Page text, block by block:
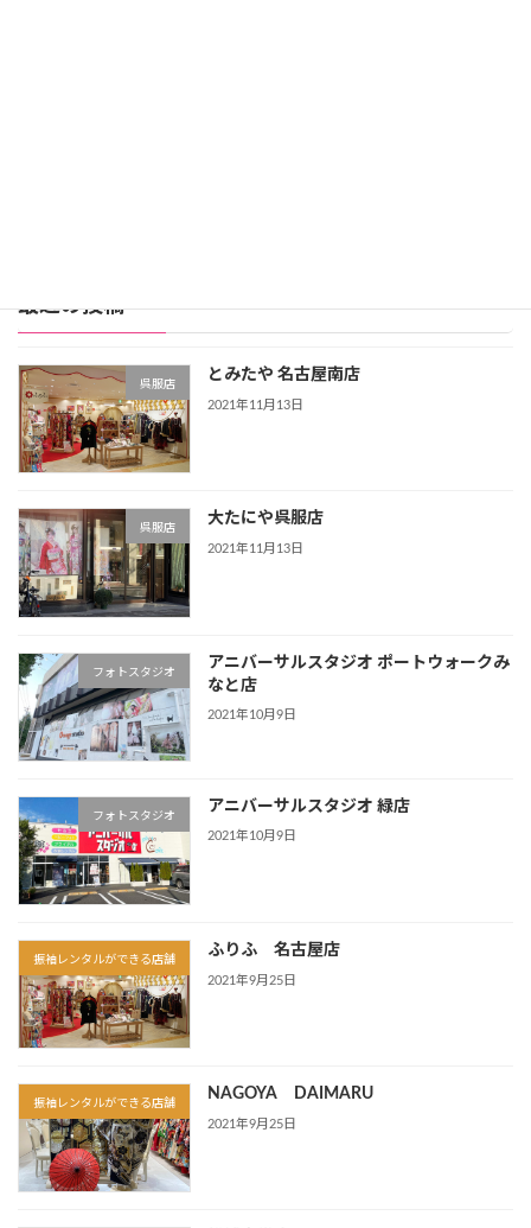
最近の投稿
呉服店
とみたや 名古屋南店
2021年11月13日
呉服店
大たにや呉服店
2021年11月13日
フォトスタジオ
アニバーサルスタジオ ポートウォークみ
なと店
2021年10月9日
フォトスタジオ
アニバーサルスタジオ 緑店
2021年10月9日
振袖レンタルができる店舗
ふりふ 名古屋店
2021年9月25日
振袖レンタルができる店舗
NAGOYA DAIMARU
2021年9月25日